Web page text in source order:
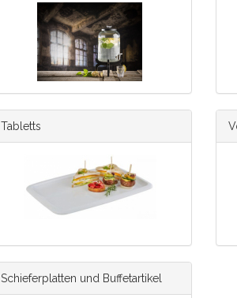
Tabletts
Schieferplatten und Buffetartikel